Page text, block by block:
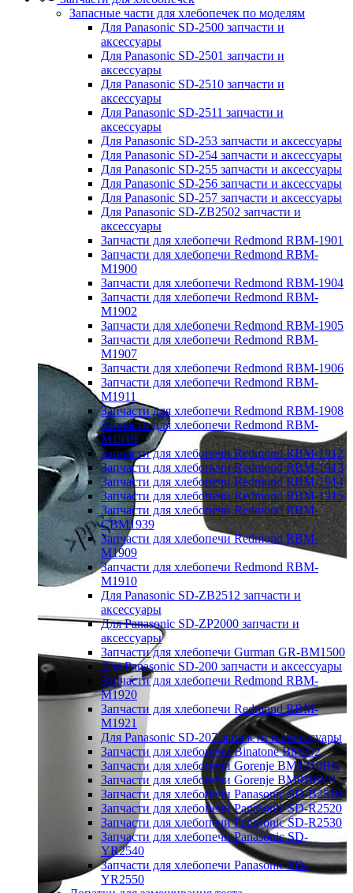
Запасные части для хлебопечек по моделям
Для Panasonic SD-2500 запчасти и
аксессуары
Для Panasonic SD-2501 запчасти и
аксессуары
Для Panasonic SD-2510 запчасти и
аксессуары
Для Panasonic SD-2511 запчасти и
аксессуары
Для Panasonic SD-253 запчасти и аксессуары
Для Panasonic SD-254 запчасти и аксессуары
Для Panasonic SD-255 запчасти и аксессуары
Для Panasonic SD-256 запчасти и аксессуары
Для Panasonic SD-257 запчасти и аксессуары
Для Panasonic SD-ZB2502 запчасти и
аксессуары
Запчасти для хлебопечи Redmond RBM-1901
Запчасти для хлебопечи Redmond RBM-
M1900
Запчасти для хлебопечи Redmond RBM-1904
Запчасти для хлебопечи Redmond RBM-
M1902
Запчасти для хлебопечи Redmond RBM-1905
Запчасти для хлебопечи Redmond RBM-
M1907
Запчасти для хлебопечи Redmond RBM-1906
Запчасти для хлебопечи Redmond RBM-
M1911
Запчасти для хлебопечи Redmond RBM-1908
Запчасти для хлебопечи Redmond RBM-
M1919
Запчасти для хлебопечи Redmond RBM-1912
Запчасти для хлебопечи Redmond RBM-1913
Запчасти для хлебопечи Redmond RBM-1914
Запчасти для хлебопечи Redmond RBM-1915
Запчасти для хлебопечи Redmond RBM-
CBM1939
Запчасти для хлебопечи Redmond RBM-
M1909
Запчасти для хлебопечи Redmond RBM-
M1910
Для Panasonic SD-ZB2512 запчасти и
аксессуары
Для Panasonic SD-ZP2000 запчасти и
аксессуары
Запчасти для хлебопечи Gurman GR-BM1500
Для Panasonic SD-200 запчасти и аксессуары
Запчасти для хлебопечи Redmond RBM-
M1920
Запчасти для хлебопечи Redmond RBM-
M1921
Для Panasonic SD-207 запчасти и аксессуары
Запчасти для хлебопечи Binatone BM202
Запчасти для хлебопечи Gorenje BM1210BK
Запчасти для хлебопечи Gorenje BM910WII
Запчасти для хлебопечи Panasonic SD-B2510
Запчасти для хлебопечи Panasonic SD-R2520
Запчасти для хлебопечи Panasonic SD-R2530
Запчасти для хлебопечи Panasonic SD-
YR2540
Запчасти для хлебопечи Panasonic SD-
YR2550